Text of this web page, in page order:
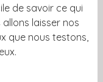
de savoir ce qui
laisser nos
que nous testons,